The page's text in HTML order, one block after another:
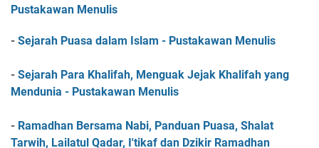
Pustakawan Menulis
- Sejarah Puasa dalam Islam - Pustakawan Menulis
- Sejarah Para Khalifah, Menguak Jejak Khalifah yang
Mendunia - Pustakawan Menulis
- Ramadhan Bersama Nabi, Panduan Puasa, Shalat
Tarwih, Lailatul Qadar, I'tikaf dan Dzikir Ramadhan